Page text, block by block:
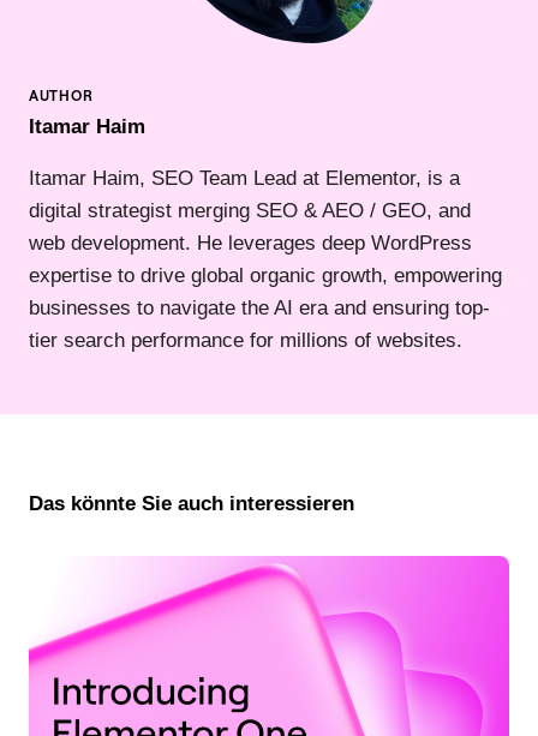
Itamar Haim
Itamar Haim, SEO Team Lead at Elementor, is a
digital strategist merging SEO & AEO / GEO, and
web development. He leverages deep WordPress
expertise to drive global organic growth, empowering
businesses to navigate the AI era and ensuring top-
tier search performance for millions of websites.
Das könnte Sie auch interessieren